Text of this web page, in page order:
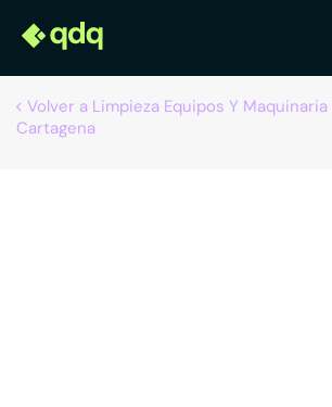
Volver a Limpieza Equipos Y Maquinaria
Cartagena